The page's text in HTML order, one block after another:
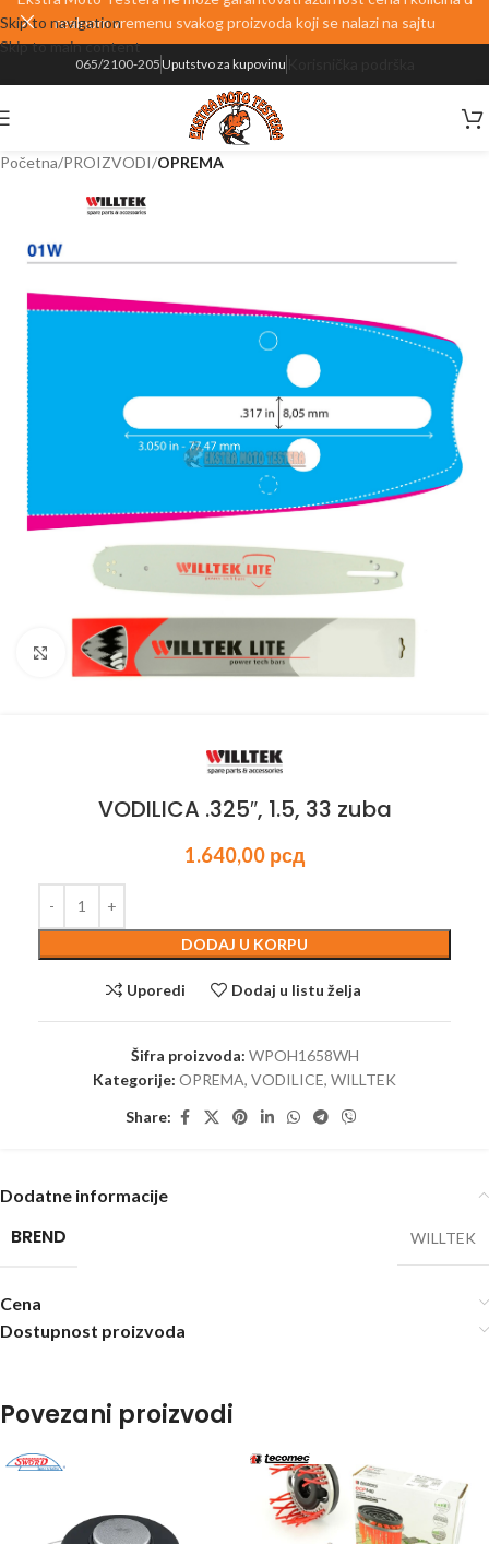
Skip to navigation
Skip to main content
realnom vremenu svakog proizvoda koji se nalazi na sajtu
065/2100-205Uputstvo za kupovinu
Početna PROIZVODI OPREMA
Kliknite za uvećanje
VODILICA .325″, 1.5, 33 zuba
1.640,00 рсд
DODAJ U KORPU
Uporedi Dodaj u listu želja
Šifra proizvoda: WPOH1658WH
Kategorije: OPREMA, VODILICE, WILLTEK
Share:
Dodatne informacije
BREND WILLTEK
Cena
Dostupnost proizvoda
Povezani proizvodi